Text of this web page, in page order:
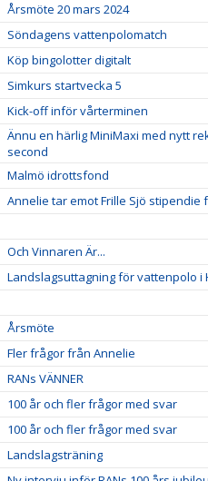
Årsmöte 20 mars 2024
Söndagens vattenpolomatch
Köp bingolotter digitalt
Simkurs startvecka 5
Kick-off inför vårterminen
Ännu en härlig MiniMaxi med nytt
second
Malmö idrottsfond
Annelie tar emot Frille Sjö stipendie
Och Vinnaren Är...
Landslagsuttagning för vattenpolo i
Årsmöte
Fler frågor från Annelie
RANs VÄNNER
100 år och fler frågor med svar
100 år och fler frågor med svar
Landslagsträning